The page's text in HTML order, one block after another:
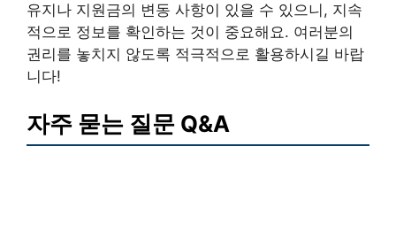
유지나 지원금의 변동 사항이 있을 수 있으니, 지속
적으로 정보를 확인하는 것이 중요해요. 여러분의
권리를 놓치지 않도록 적극적으로 활용하시길 바랍
니다!
자주 묻는 질문 Q&A